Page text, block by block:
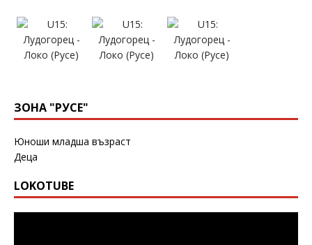
ЗОНА "РУСЕ"
Юноши младша възраст
Деца
LOKOTUBE